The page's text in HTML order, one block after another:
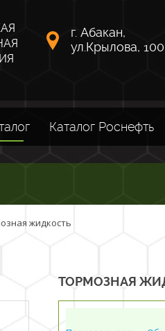
г. Абакан,
ул.Крылова,
Каталог Роснефть
жидкость
ТОРМОЗНАЯ